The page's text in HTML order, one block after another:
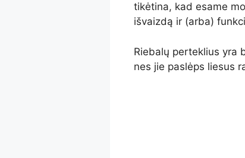
tikėtina, kad esame
išvaizdą ir (arba)
Riebalų perteklius yra
nes jie paslėps liesus